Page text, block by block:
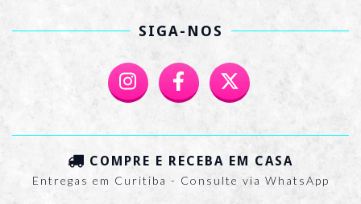
SIGA-NOS
COMPRE E RECEBA EM CASA
Entregas em Curitiba - Consulte via WhatsApp